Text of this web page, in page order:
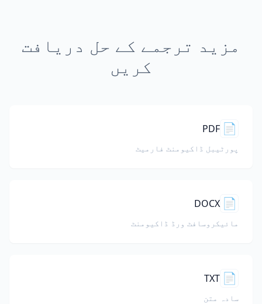
مزید ترجمے کے حل دریافت
کریں
📄
PDF
پورٹیبل ڈاکیومنٹ فارمیٹ
📄
DOCX
مائیکروسافٹ ورڈ ڈاکیومنٹ
📄
TXT
سادہ متن